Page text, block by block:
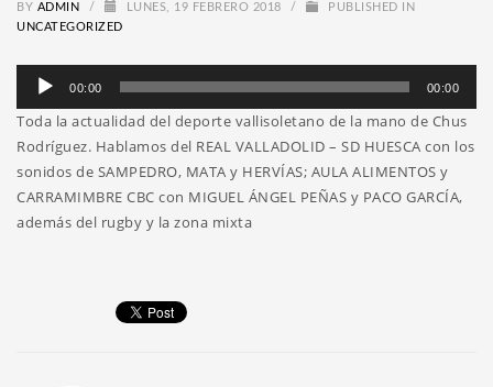
BY ADMIN / LUNES, 19 FEBRERO 2018 /
PUBLISHED IN
UNCATEGORIZED
Reproductor
audio
00:00 00:00
Toda la actualidad del deporte vallisoletano de la mano de Chus
Rodríguez. Hablamos del REAL VALLADOLID – SD HUESCA con los
sonidos de SAMPEDRO, MATA y HERVÍAS; AULA ALIMENTOS y
CARRAMIMBRE CBC con MIGUEL ÁNGEL PEÑAS y PACO GARCÍA,
además del rugby y la zona mixta